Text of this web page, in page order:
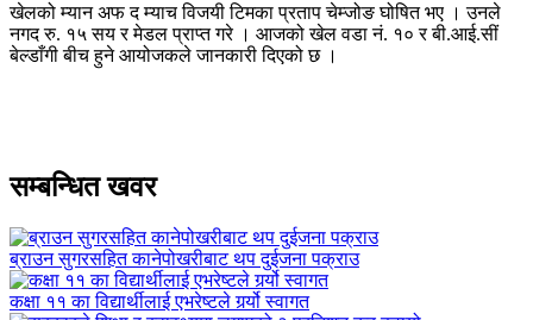
खेलको म्यान अफ द म्याच विजयी टिमका प्रताप चेम्जोङ घोषित भए । उनले
नगद रु. १५ सय र मेडल प्राप्त गरे । आजको खेल वडा नं. १० र बी.आई.सीं
बेल्डाँगी बीच हुने आयोजकले जानकारी दिएको छ ।
सम्बन्धित खवर
ब्राउन सुगरसहित कानेपोखरीबाट थप दुईजना पक्राउ
कक्षा ११ का विद्यार्थीलाई एभरेष्टले गर्र्यो स्वागत